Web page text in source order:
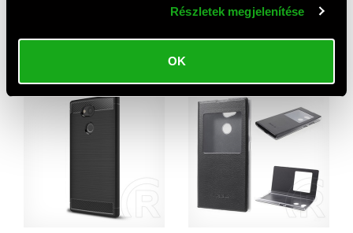
Részletek megjelenítése
OK
Gigapack Sony Xperia 10+